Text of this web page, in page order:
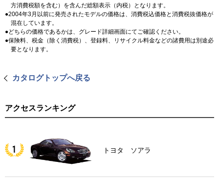
方消費税額を含む）を含んだ総額表示（内税）となります。
2004年3月以前に発売されたモデルの価格は、消費税込価格と消費税抜価格が
混在しています。
どちらの価格であるかは、グレード詳細画面にてご確認ください。
保険料、税金（除く消費税）、登録料、リサイクル料金などの諸費用は別途必
要となります。
カタログトップへ戻る
アクセスランキング
トヨタ ソアラ